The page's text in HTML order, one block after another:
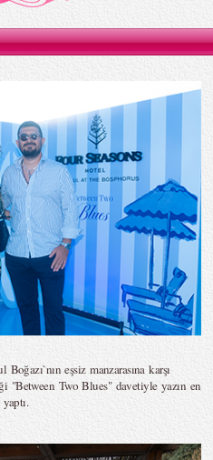
eşsiz manzarasına karşı
"Between Two Blues" davetiyle yazın en